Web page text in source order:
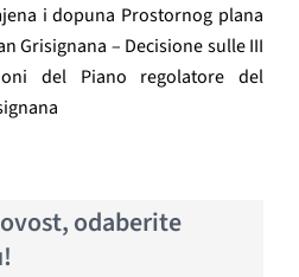
i dopuna Prostornog plana
Grisignana – Decisione sulle III
del Piano regolatore del
odaberite